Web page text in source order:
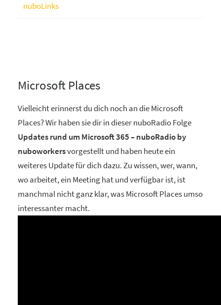
nuboLinks
Microsoft Places
Vielleicht erinnerst du dich noch an die Microsoft
Places? Wir haben sie dir in dieser nuboRadio Folge
Updates rund um Microsoft 365 – nuboRadio by
nuboworkersvorgestellt und haben heute ein
weiteres Update für dich dazu. Zu wissen, wer, wann,
wo arbeitet, ein Meeting hat und verfügbar ist, ist
manchmal nicht ganz klar, was Microsoft Places umso
interessanter macht.